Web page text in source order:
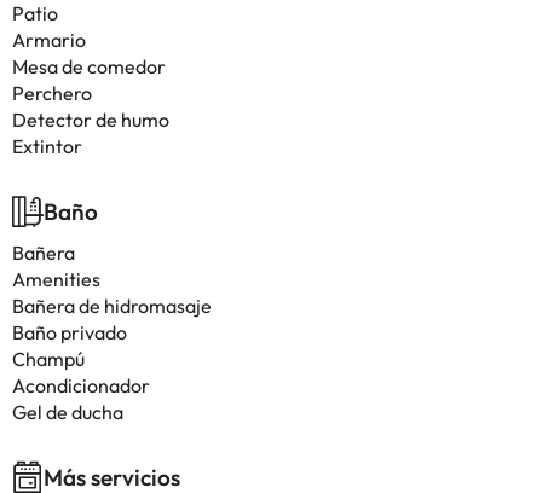
Patio
Armario
Mesa de comedor
Perchero
Detector de humo
Extintor
Baño
Bañera
Amenities
Bañera de hidromasaje
Baño privado
Champú
Acondicionador
Gel de ducha
Más servicios